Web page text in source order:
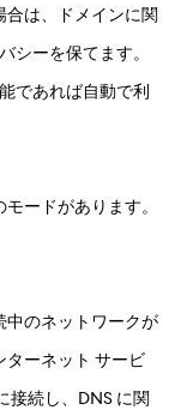
合は、ドメインに関
シーを保てます。
であれば自動で利
ードがあります。
中のネットワークが
ターネット サービ
接続し、DNS に関